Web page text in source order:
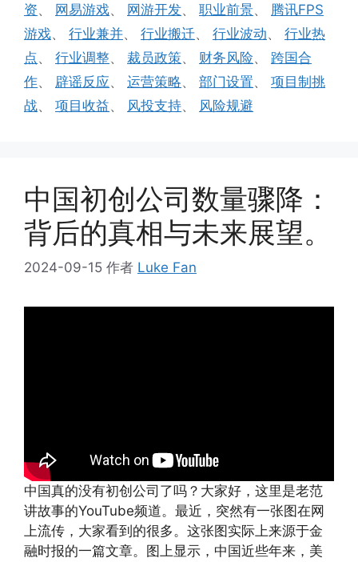
资、 网易游戏、 网游开发、 职业前景、 腾讯FPS
游戏、 行业兼并、 行业搬迁、 行业波动、 行业热
点、 行业调整、 裁员政策、 财务风险、 跨国合
作、 辟谣反应、 运营策略、 部门设置、 项目制挑
战、 项目收益、 风投支持、 风险规避
中国初创公司数量骤降：
背后的真相与未来展望。
2024-09-15 作者 Luke Fan
中国真的没有初创公司了吗？大家好，这里是老范
讲故事的YouTube频道。最近，突然有一张图在网
上流传，大家看到的很多。这张图实际上来源于金
融时报的一篇文章。图上显示，中国近些年来，美